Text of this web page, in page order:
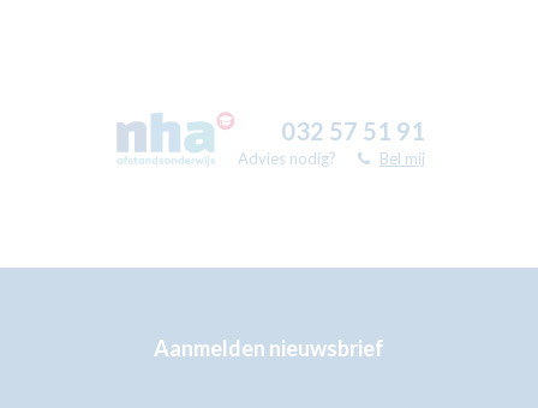
032 57 51 91
Advies nodig? Bel mij
Aanmelden nieuwsbrief